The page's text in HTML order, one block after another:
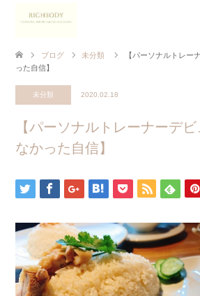
ブログ 未分類
【パーソナルトレー
った自信】
未分類 2020.02.18
【パーソナルトレーナーデ
なかった自信】